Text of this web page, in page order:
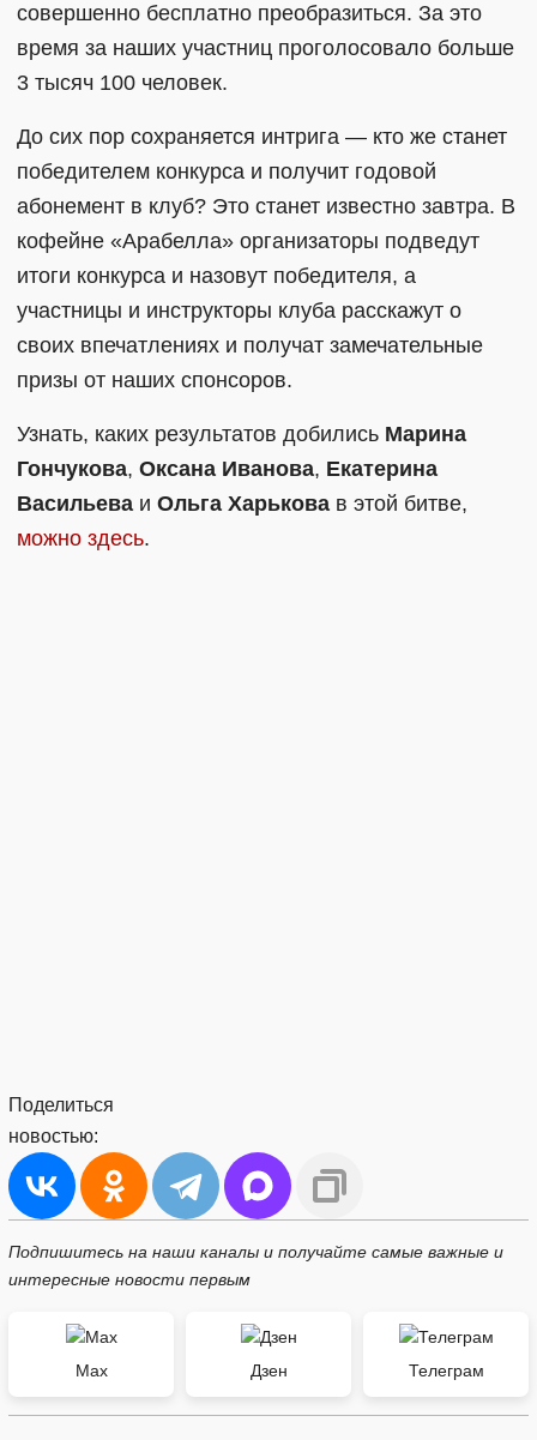
совершенно бесплатно преобразиться. За это
время за наших участниц проголосовало больше
3 тысяч 100 человек.
До сих пор сохраняется интрига — кто же станет
победителем конкурса и получит годовой
абонемент в клуб? Это станет известно завтра. В
кофейне «Арабелла» организаторы подведут
итоги конкурса и назовут победителя, а
участницы и инструкторы клуба расскажут о
своих впечатлениях и получат замечательные
призы от наших спонсоров.
Узнать, каких результатов добились Марина
Гончукова, Оксана Иванова, Екатерина
Васильева и Ольга Харькова в этой битве,
можно здесь.
Поделиться
новостью:
Подпишитесь на наши каналы и получайте самые важные и
интересные новости первым
Max Дзен Телеграм